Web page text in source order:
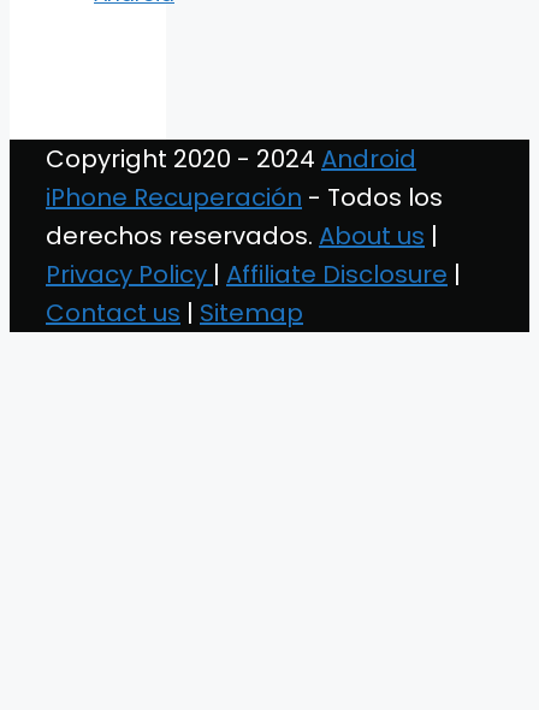
Copyright 2020 - 2024 Android
iPhone Recuperación - Todos los
derechos reservados. About us |
Privacy Policy | Affiliate Disclosure |
Contact us | Sitemap